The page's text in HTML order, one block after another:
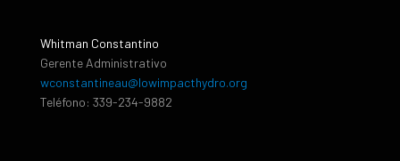
Whitman Constantino
Gerente Administrativo
wconstantineau@lowimpacthydro.org
Teléfono: 339-234-9882